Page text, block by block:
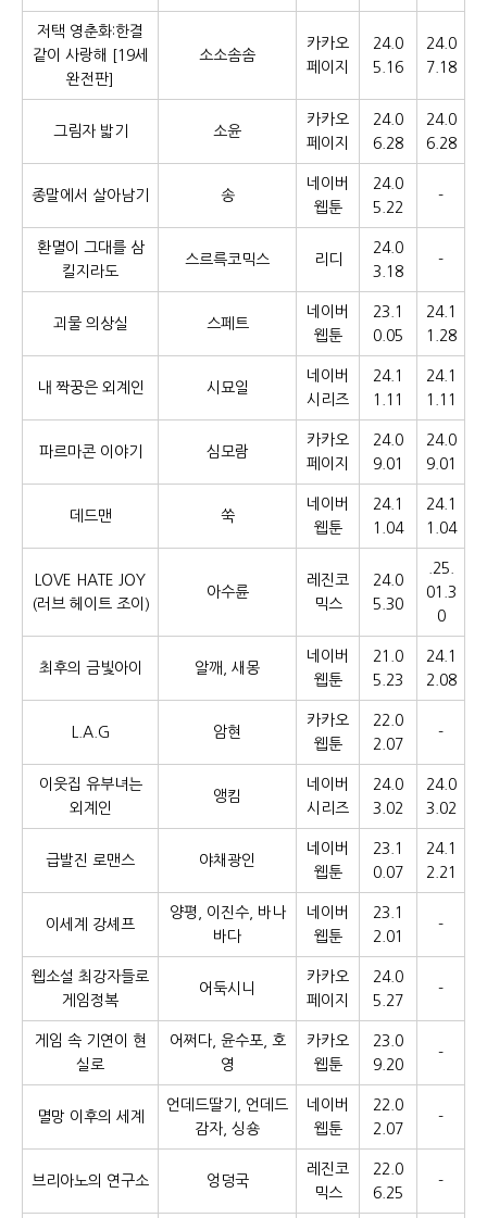
저택 영춘화:한결
같이 사랑해 [19세
완전판]
소소솜솜
카카오
페이지
24.0
5.16
24.0
7.18
그림자 밟기 소윤
카카오
페이지
24.0
6.28
24.0
6.28
종말에서 살아남기 송
네이버
웹툰
24.0
5.22
-
환멸이 그대를 삼
킬지라도
스르륵코믹스 리디
24.0
3.18
-
괴물 의상실 스페트
네이버
웹툰
23.1
0.05
24.1
1.28
내 짝꿍은 외계인 시묘일
네이버
시리즈
24.1
1.11
24.1
1.11
파르마콘 이야기 심모람
카카오
페이지
24.0
9.01
24.0
9.01
데드맨 쑥
네이버
웹툰
24.1
1.04
24.1
1.04
LOVE HATE JOY
(러브 헤이트 조이)
아수륜
레진코
믹스
24.0
5.30
.25.
01.3
0
최후의 금빛아이 알깨, 새몽
네이버
웹툰
21.0
5.23
24.1
2.08
L.A.G 암현
카카오
웹툰
22.0
2.07
-
이웃집 유부녀는
외계인
앵킴
네이버
시리즈
24.0
3.02
24.0
3.02
급발진 로맨스 야채광인
네이버
웹툰
23.1
0.07
24.1
2.21
이세계 강셰프
양평, 이진수, 바나
바다
네이버
웹툰
23.1
2.01
-
웹소설 최강자들로
게임정복
어둑시니
카카오
페이지
24.0
5.27
-
게임 속 기연이 현
실로
어쩌다, 윤수포, 호
영
카카오
웹툰
23.0
9.20
-
멸망 이후의 세계
언데드딸기, 언데드
감자, 싱숑
네이버
웹툰
22.0
2.07
-
브리아노의 연구소 엉덩국
레진코
믹스
22.0
6.25
-